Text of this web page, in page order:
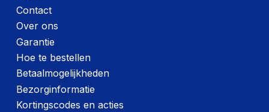
Contact
Over ons
Garantie
Hoe te bestellen
Betaalmogelijkheden
Bezorginformatie
Kortingscodes en acties